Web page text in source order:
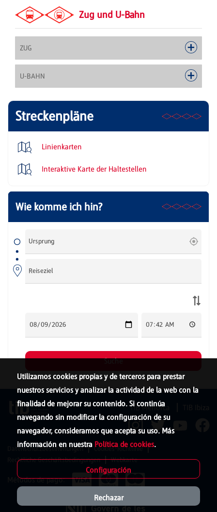
Zug und U-Bahn
ZUG
U-BAHN
Streckenpläne
Linienkarten
Interaktive Karte der Haltestellen
Utilizamos cookies propias y de terceros para prestar
nuestros servicios y analizar la actividad de la web con la
finalidad de mejorar su contenido. Si continúa
navegando sin modificar la configuración de su
navegador, consideramos que acepta su uso. Más
información en nuestra Política de cookies.
Configuración
Rechazar
TIB Menorca
Datenschutzbestimmungen
Cookies-Richtlinie
Rechtliche Geschäftsbedingungen
Webkarte
Métodos de pago: